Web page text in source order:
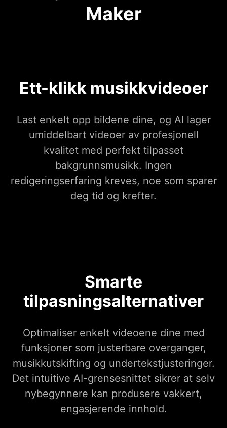
Maker
Ett-klikk musikkvideoer
Last enkelt opp bildene dine, og AI lager
umiddelbart videoer av profesjonell
kvalitet med perfekt tilpasset
bakgrunnsmusikk. Ingen
redigeringserfaring kreves, noe som sparer
deg tid og krefter.
Smarte
tilpasningsalternativer
Optimaliser enkelt videoene dine med
funksjoner som justerbare overganger,
musikkutskifting og undertekstjusteringer.
Det intuitive AI-grensesnittet sikrer at selv
nybegynnere kan produsere vakkert,
engasjerende innhold.